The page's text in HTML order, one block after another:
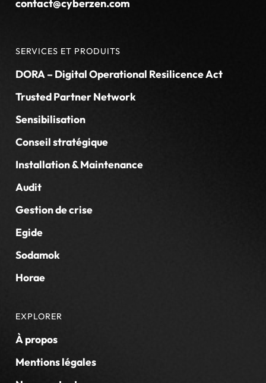
contact@cyberzen.com
SERVICES ET PRODUITS
DORA – Digital Operational Resilicence Act
Trusted Partner Network
Sensibilisation
Conseil stratégique
Installation & Maintenance
Audit
Gestion de crise
Egide
Sodamok
Horae
EXPLORER
À propos
Mentions légales